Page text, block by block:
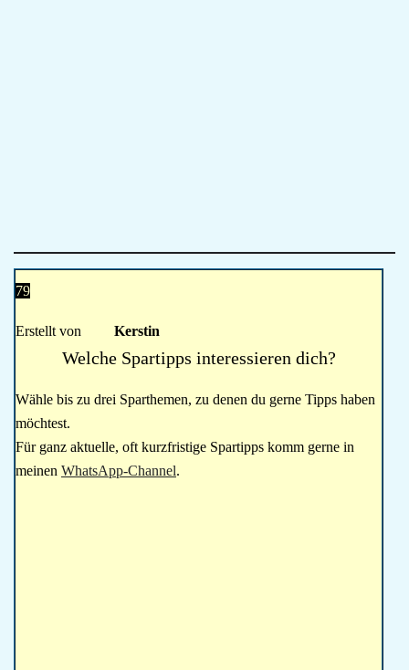
79
Erstellt von Kerstin
Welche Spartipps interessieren dich?
Wähle bis zu drei Sparthemen, zu denen du gerne Tipps haben
möchtest.
Für ganz aktuelle, oft kurzfristige Spartipps komm gerne in
meinen WhatsApp-Channel.